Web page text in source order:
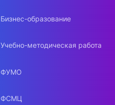
Бизнес-образование
Учебно-методическая работа
ФУМО
ФСМЦ